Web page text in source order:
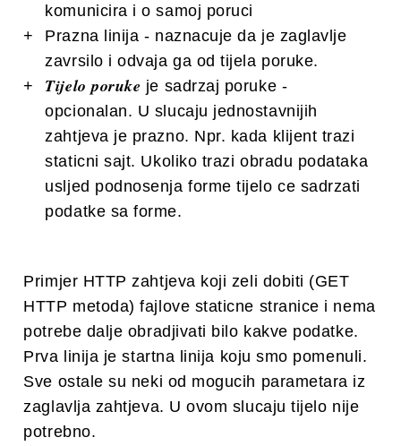
komunicira i o samoj poruci
Prazna linija - naznacuje da je zaglavlje
zavrsilo i odvaja ga od tijela poruke.
Tijelo poruke je sadrzaj poruke -
opcionalan. U slucaju jednostavnijih
zahtjeva je prazno. Npr. kada klijent trazi
staticni sajt. Ukoliko trazi obradu podataka
usljed podnosenja forme tijelo ce sadrzati
podatke sa forme.
Primjer HTTP zahtjeva koji zeli dobiti (GET
HTTP metoda) fajlove staticne stranice i nema
potrebe dalje obradjivati bilo kakve podatke.
Prva linija je startna linija koju smo pomenuli.
Sve ostale su neki od mogucih parametara iz
zaglavlja zahtjeva. U ovom slucaju tijelo nije
potrebno.